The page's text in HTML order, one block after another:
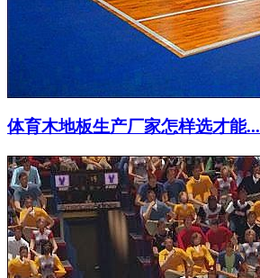
体育木地板生产厂家怎样选才能...